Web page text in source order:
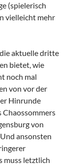
(spielerisch
vielleicht mehr
aktuelle dritte
bietet, wie
noch mal
von vor der
Hinrunde
Chaossommers
von
ansonsten
muss letztlich